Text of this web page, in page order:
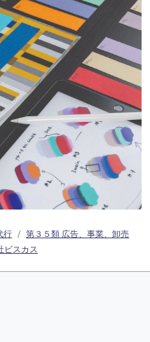
行
第３５類 広告、事業、卸売
ビスカス